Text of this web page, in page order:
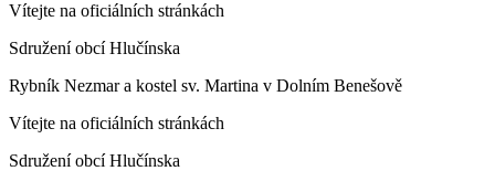
Vítejte na oficiálních stránkách
Sdružení obcí Hlučínska
Rybník Nezmar a kostel sv. Martina v Dolním Benešově
Vítejte na oficiálních stránkách
Sdružení obcí Hlučínska